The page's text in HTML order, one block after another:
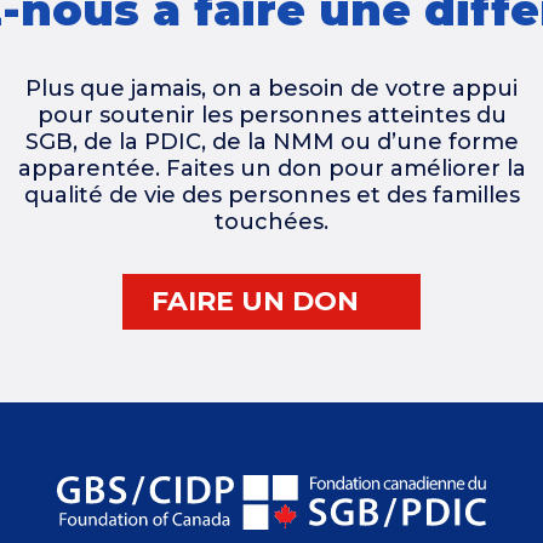
Plus que jamais, on a besoin de votre appui
pour soutenir les personnes atteintes du
SGB, de la PDIC, de la NMM ou d’une forme
apparentée. Faites un don pour améliorer la
qualité de vie des personnes et des familles
touchées.
FAIRE UN DON